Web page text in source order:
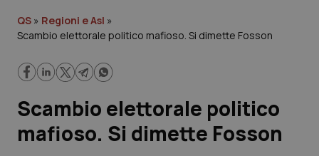
Cronache
Lavoro e Professioni
QS » Regioni e Asl »
Scambio elettorale politico mafioso. Si dimette Fosson
Scambio elettorale politico
mafioso. Si dimette Fosson